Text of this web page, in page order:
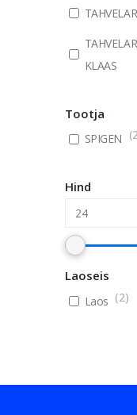
KLAAS
Tootja
SPIGEN (
Hind
Laoseis
Laos (2)